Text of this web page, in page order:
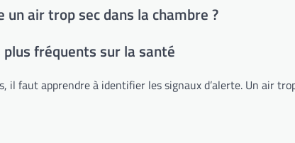
air trop sec dans la chambre ?
fréquents sur la santé
il faut apprendre à identifier les signaux d’alerte. Un air